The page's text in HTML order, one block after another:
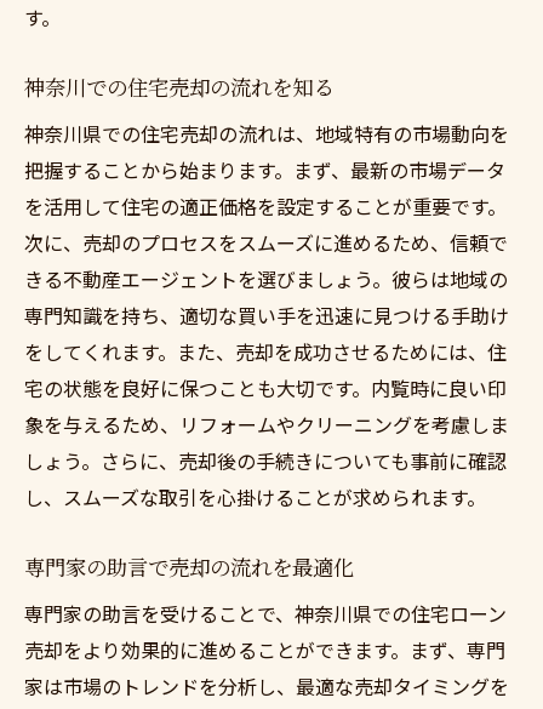
ローン問題の根本解決に向けたステップ
地域特性を踏まえたローン問題対策
住宅ローン問題を解決する具体的手法
す。
神奈川での住宅売却の流れを知る
神奈川県での住宅売却の流れは、地域特有の市場動向を
把握することから始まります。まず、最新の市場データ
を活用して住宅の適正価格を設定することが重要です。
次に、売却のプロセスをスムーズに進めるため、信頼で
きる不動産エージェントを選びましょう。彼らは地域の
専門知識を持ち、適切な買い手を迅速に見つける手助け
をしてくれます。また、売却を成功させるためには、住
宅の状態を良好に保つことも大切です。内覧時に良い印
象を与えるため、リフォームやクリーニングを考慮しま
しょう。さらに、売却後の手続きについても事前に確認
し、スムーズな取引を心掛けることが求められます。
専門家の助言で売却の流れを最適化
専門家の助言を受けることで、神奈川県での住宅ローン
売却をより効果的に進めることができます。まず、専門
家は市場のトレンドを分析し、最適な売却タイミングを